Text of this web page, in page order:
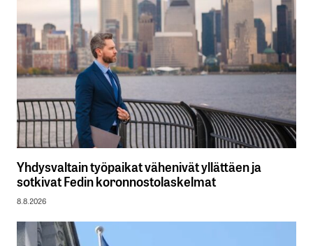
Yhdysvaltain työpaikat vähenivät yllättäen ja
sotkivat Fedin koronnostolaskelmat
8.8.2026